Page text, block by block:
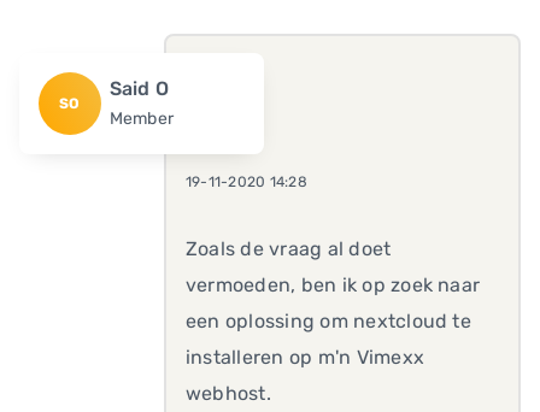
SO
Said O
Member
19-11-2020 14:28
Zoals de vraag al doet
vermoeden, ben ik op zoek naar
een oplossing om nextcloud te
installeren op m'n Vimexx
webhost.